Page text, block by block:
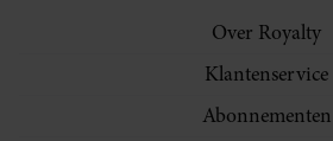
Over Royalty
Klantenservice
Abonnementen